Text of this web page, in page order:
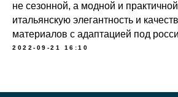
не сезонной, а модной и
итальянскую элегантность и
материалов с адаптацией под
2022-09-21 16:10